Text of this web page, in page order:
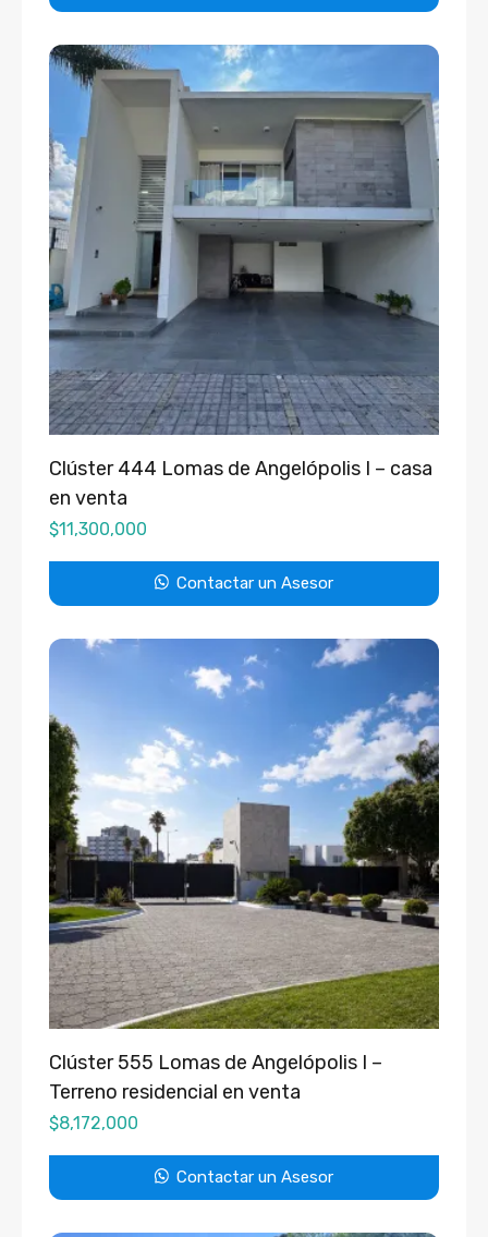
Clúster 444 Lomas de Angelópolis I – casa
en venta
$11,300,000
Contactar un Asesor
Clúster 555 Lomas de Angelópolis I –
Terreno residencial en venta
$8,172,000
Contactar un Asesor